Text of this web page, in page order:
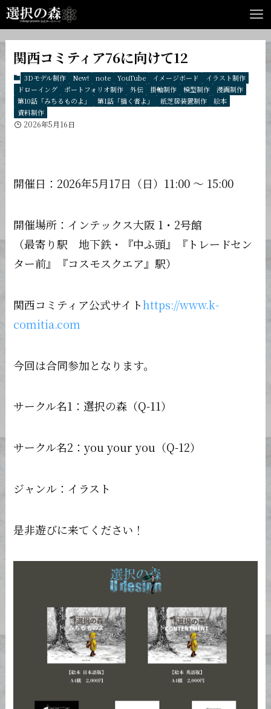
関西コミティア76に向けて12
3Dモデル制作 New! note YouTube イメージボード
イラスト制作
ドローイング
ポートフォリオ制作 外伝 掛軸制作 模型制作
漫画制作
第10話「みちるものよ」
第1話「描く者よ」 紙芝居装置制作
絵本
資料制作
2026年5月16日
開催日：2026年5月17日（日）11:00 ～ 15:00
開催場所：インテックス大阪 1・2号館
（最寄り駅 地下鉄・『中ふ頭』『トレードセン
ター前』『コスモスクエア』駅）
関西コミティア公式サイトhttps://www.k-
comitia.com
今回は合同参加となります。
サークル名1：選択の森（Q-11）
サークル名2：you your you（Q-12）
ジャンル：イラスト
是非遊びに来てください！